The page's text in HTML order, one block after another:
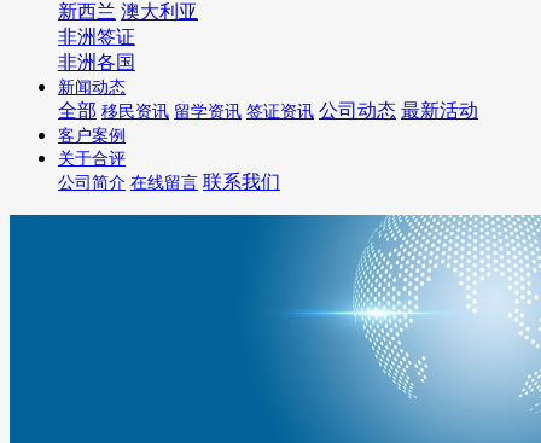
新西兰 澳大利亚
非洲签证
非洲各国
新闻动态
全部 移民资讯 留学资讯 签证资讯 公司动态 最新活动
客户案例
关于合评
公司简介 在线留言 联系我们